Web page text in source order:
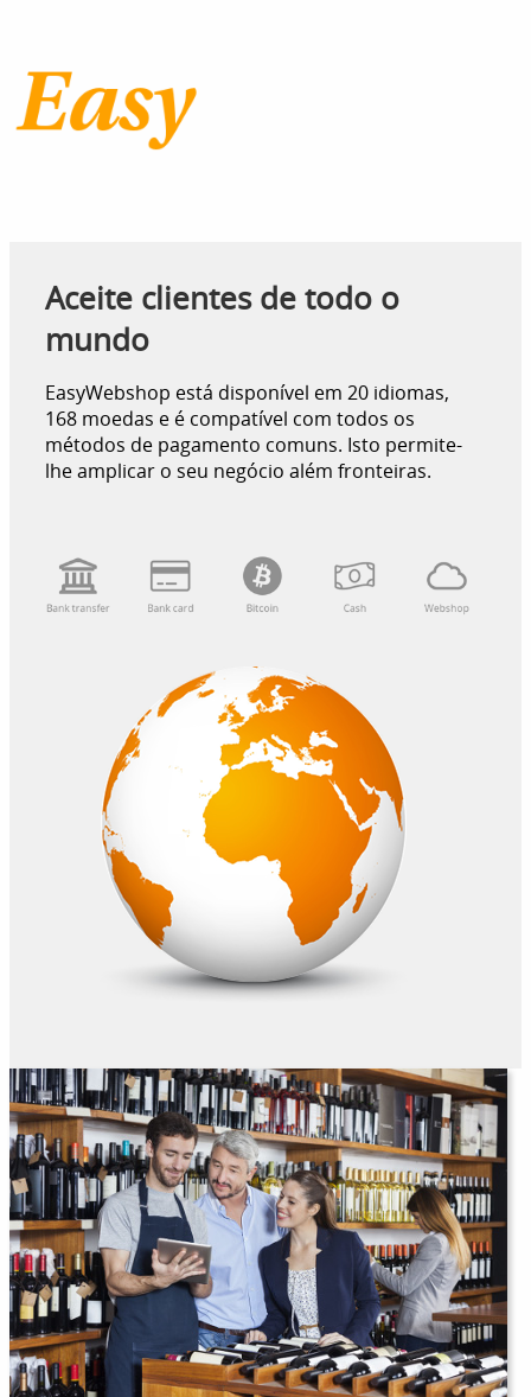
Aceite clientes de todo o
mundo
EasyWebshop está disponível em 20 idiomas,
168 moedas e é compatível com todos os
métodos de pagamento comuns. Isto permite-
lhe amplicar o seu negócio além fronteiras.